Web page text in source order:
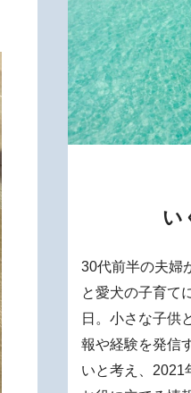
い
30代前半の夫婦
と愛犬の子育て
日。小さな子供
報や経験を発信
いと考え、2021